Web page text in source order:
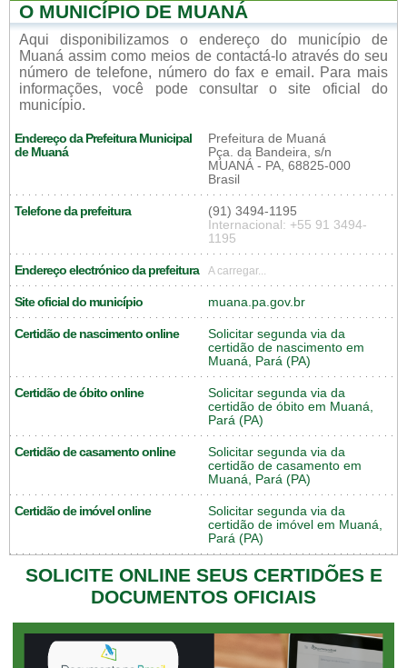
O MUNICÍPIO DE MUANÁ
Aqui disponibilizamos o endereço do município de
Muaná assim como meios de contactá-lo através do seu
número de telefone, número do fax e email. Para mais
informações, você pode consultar o site oficial do
município.
Endereço da Prefeitura Municipal
de Muaná
Prefeitura de Muaná
Pça. da Bandeira, s/n
MUANÁ - PA, 68825-000
Brasil
Telefone da prefeitura
(91) 3494-1195
Internacional: +55 91 3494-
1195
Endereço electrónico da prefeitura A carregar...
Site oficial do município muana.pa.gov.br
Certidão de nascimento online
Solicitar segunda via da
certidão de nascimento em
Muaná, Pará (PA)
Certidão de óbito online
Solicitar segunda via da
certidão de óbito em Muaná,
Pará (PA)
Certidão de casamento online
Solicitar segunda via da
certidão de casamento em
Muaná, Pará (PA)
Certidão de imóvel online
Solicitar segunda via da
certidão de imóvel em Muaná,
Pará (PA)
SOLICITE ONLINE SEUS CERTIDÕES E
DOCUMENTOS OFICIAIS